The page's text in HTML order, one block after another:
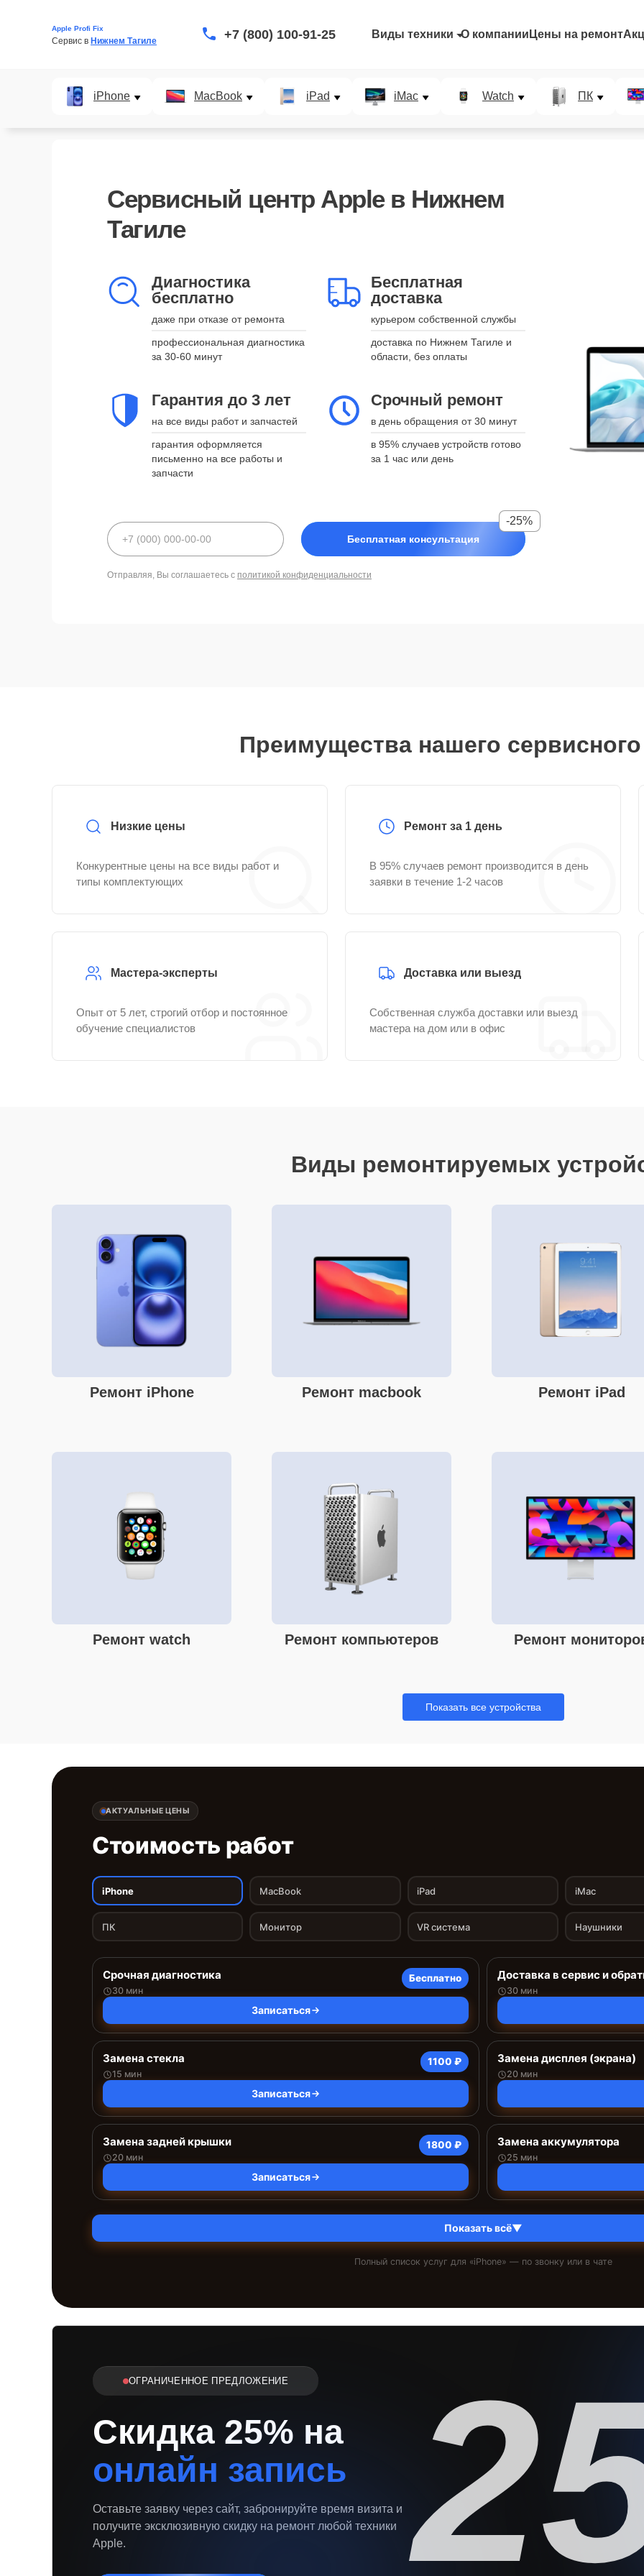
Apple Profi Fix
Сервис в Нижнем Тагиле +7 (800) 100-91-25 Виды техники О компании Цены на ремонт
iPhone MacBook iPad iMac Watch ПК
Сервисный центр Apple в Нижнем
Тагиле
Диагностика
бесплатно
даже при отказе от ремонта
профессиональная диагностика
за 30-60 минут
Бесплатная
доставка
курьером собственной службы
доставка по Нижнем Тагиле и
области, без оплаты
Гарантия до 3 лет
на все виды работ и запчастей
гарантия оформляется
письменно на все работы и
запчасти
Срочный ремонт
в день обращения от 30 минут
в 95% случаев устройств готово
за 1 час или день
Бесплатная консультация
-25%
Отправляя, Вы соглашаетесь с политикой конфиденциальности
Преимущества нашего
Низкие цены
Конкурентные цены на все виды работ и
типы комплектующих
Ремонт за 1 день
В 95% случаев ремонт производится в день
заявки в течение 1-2 часов
Мастера-эксперты
Опыт от 5 лет, строгий отбор и постоянное
обучение специалистов
Доставка или выезд
Собственная служба доставки или выезд
мастера на дом или в офис
Виды ремонтируемых
Ремонт iPhone Ремонт macbook Ремонт iPad
Ремонт watch Ремонт компьютеров Ремонт
Показать все устройства
АКТУАЛЬНЫЕ ЦЕНЫ
Стоимость работ
iPhone MacBook iPad iMac
ПК Монитор VR система Наушники
Срочная диагностика
30 мин
Бесплатно
Записаться
Доставка в сервис и
30 мин
Замена стекла
15 мин
1100 ₽
Записаться
Замена дисплея (экрана)
20 мин
Замена задней крышки
20 мин
1800 ₽
Записаться
Замена аккумулятора
25 мин
Показать всё▼
Полный список услуг для «iPhone» — по звонку или в чате
ОГРАНИЧЕННОЕ ПРЕДЛОЖЕНИЕ
Скидка 25% на
онлайн запись
Оставьте заявку через сайт, забронируйте время визита и
получите эксклюзивную скидку на ремонт любой техники
Apple.